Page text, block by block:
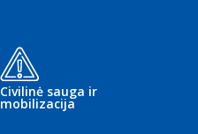
Civilinė sauga ir
mobilizacija